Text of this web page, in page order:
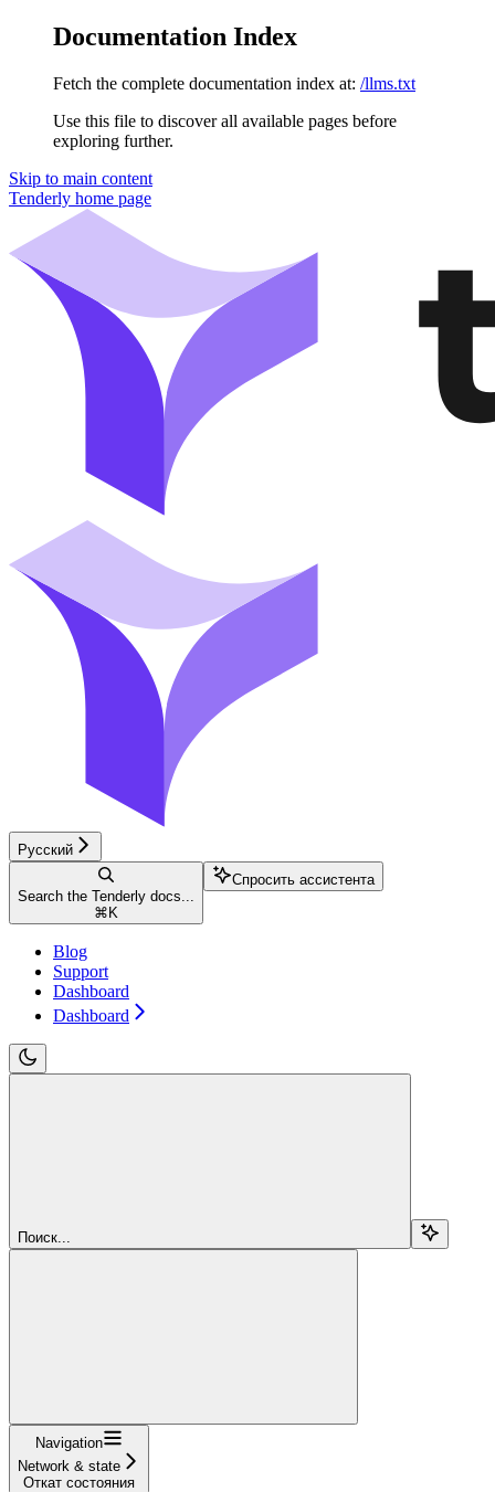
Documentation Index
Fetch the complete documentation index at: /llms.txt
Use this file to discover all available pages before
exploring further.
Skip to main content
Tenderly home page
Русский
Search the Tenderly docs...
⌘ K
Спросить ассистента
Blog
Support
Dashboard
Dashboard
Поиск...
Navigation
Network & state
Откат состояния